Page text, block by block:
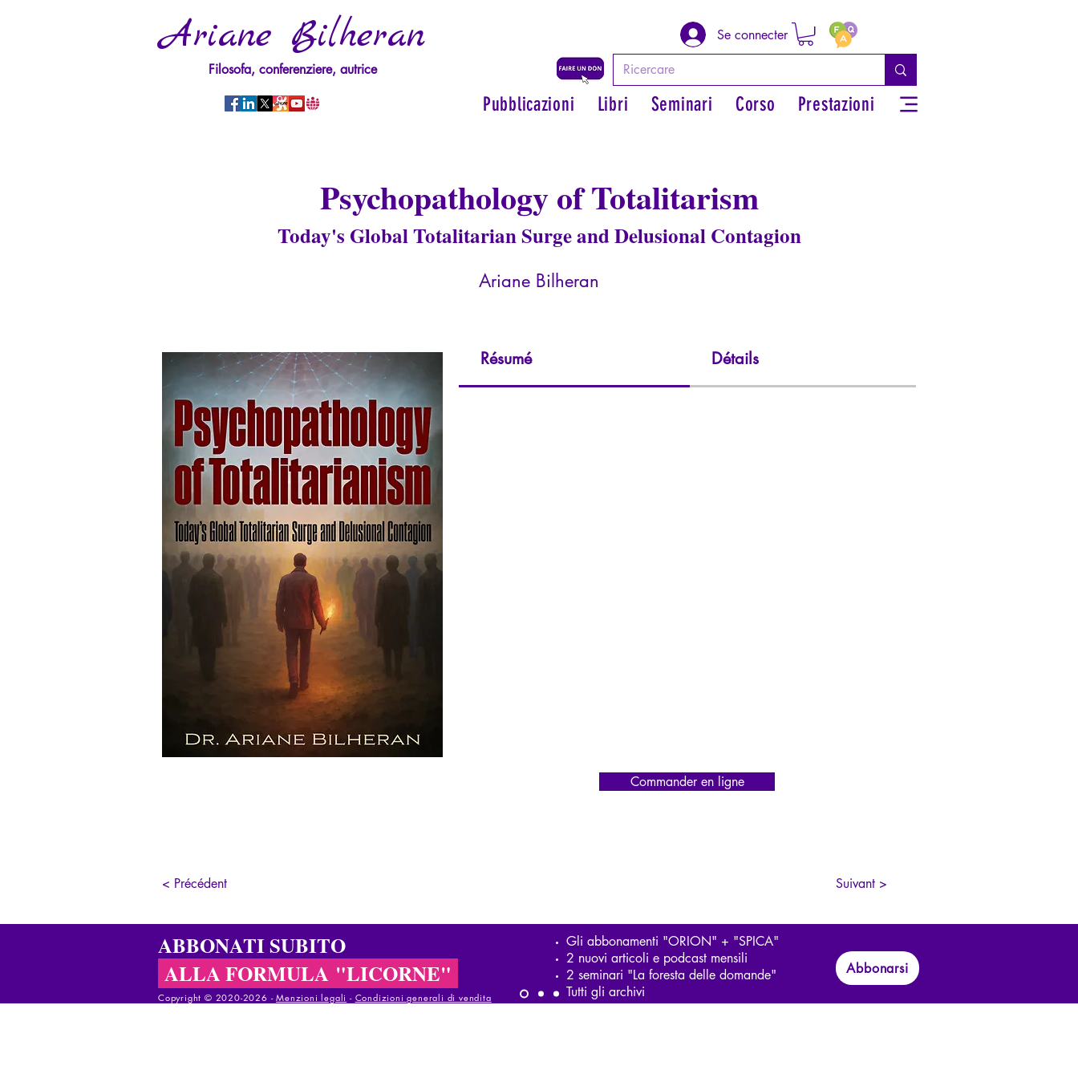
Ariane Bilheran
Filosofa, conferenziere, autrice
Se connecter
Pubblicazioni Libri Seminari Corso Prestazioni
Psychopathology of Totalitarism
Today's Global Totalitarian Surge and Delusional Contagion
Ariane Bilheran
Résumé Détails
Commander en ligne
< Précédent Suivant >
ABBONATI SUBITO
ALLA FORMULA "LICORNE"
Copyright © 2020-2026 - ​Menzioni legali - Condizioni generali di vendita
Gli abbonamenti "ORION" + "SPICA"
2 nuovi articoli e podcast mensili
2 seminari "La foresta delle domande"
Tutti gli archivi
Abbonarsi